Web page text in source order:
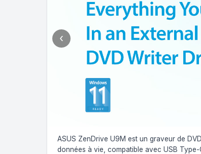
ASUS ZenDrive U9M est un graveur de
données à vie, compatible avec USB
‹